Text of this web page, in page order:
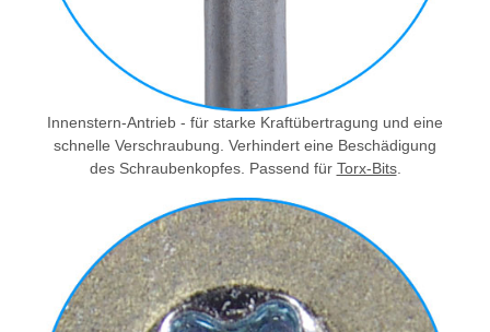
Innenstern-Antrieb - für starke Kraftübertragung und eine
schnelle Verschraubung. Verhindert eine Beschädigung
des Schraubenkopfes. Passend für Torx-Bits.